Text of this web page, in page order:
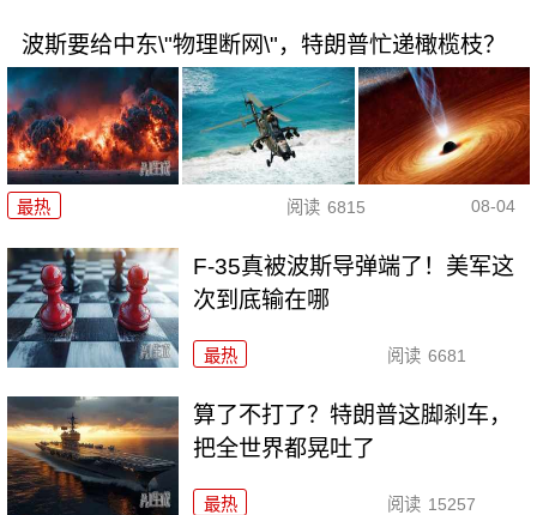
波斯要给中东\"物理断网\"，特朗普忙递橄榄枝？
最热 阅读 6815 08-04
F-35真被波斯导弹端了！美军这
次到底输在哪
最热 阅读 6681
算了不打了？特朗普这脚刹车，
把全世界都晃吐了
最热 阅读 15257